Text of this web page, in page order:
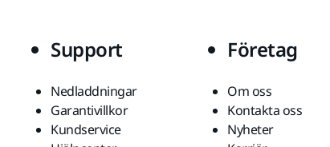
Support
Nedladdningar
Garantivillkor
Kundservice
Företag
Om oss
Kontakta oss
Nyheter